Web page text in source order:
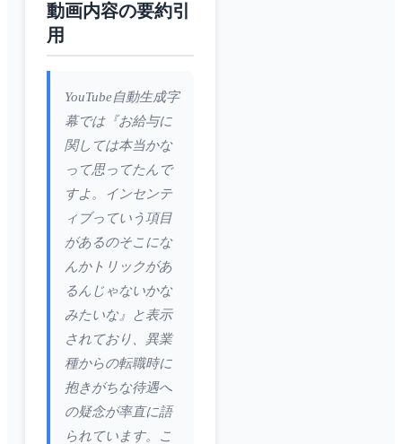
動画内容の要約引
用
YouTube自動生成字
幕では『お給与に
関しては本当かな
って思ってたんで
すよ。インセンテ
ィブっていう項目
があるのそこにな
んかトリックがあ
るんじゃないかな
みたいな』と表示
されており、異業
種からの転職時に
抱きがちな待遇へ
の疑念が率直に語
られています。こ